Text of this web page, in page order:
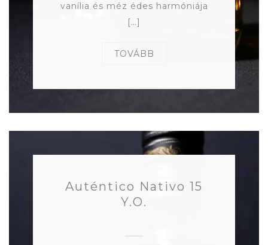
vanília és méz édes harmóniája
[…]
TOVÁBB
Auténtico Nativo 15
Y.O.